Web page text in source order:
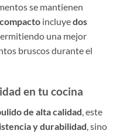
se mantienen
incluyedos
una mejor
bruscos durante el
en tu cocina
de alta calidad , este
y durabilidad , sino